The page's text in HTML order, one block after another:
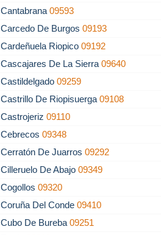
Cantabrana09593
Carcedo De Burgos09193
Cardeñuela Riopico09192
Cascajares De La Sierra09640
Castildelgado09259
Castrillo De Riopisuerga09108
Castrojeriz09110
Cebrecos09348
Cerratón De Juarros09292
Cilleruelo De Abajo09349
Cogollos09320
Coruña Del Conde09410
Cubo De Bureba09251